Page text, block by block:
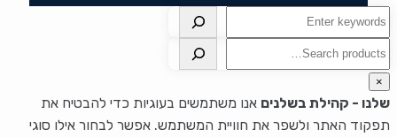
חיפוש
חיפוש
×
שלנו - קהילת בשלנים אנו משתמשים בעוגיות כדי להבטיח את
תפקוד האתר ולשפר את חוויית המשתמש. אפשר לבחור אילו סוגי